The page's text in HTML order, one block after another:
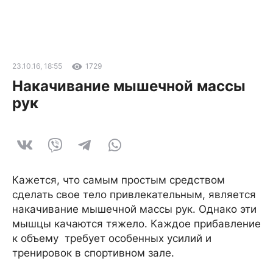
23.10.16, 18:55 1729
Накачивание мышечной массы
рук
Кажется, что самым простым средством
сделать свое тело привлекательным, является
накачивание мышечной массы рук. Однако эти
мышцы качаются тяжело. Каждое прибавление
к объему требует особенных усилий и
тренировок в спортивном зале.